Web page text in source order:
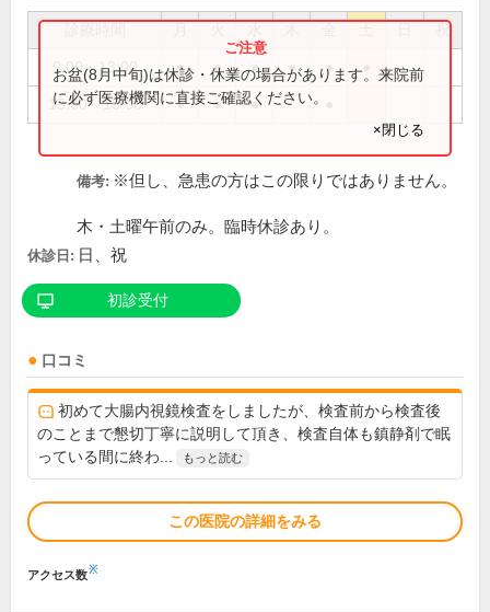
祝
9:00～13:00 ● ● ● ● ●
15:00～18:00 ● ● ●
お盆(8月中旬)は休診・休業の場合があります。来院前
に必ず医療機関に直接ご確認ください。
×閉じる
備考: ※但し、急患の方はこの限りではありません。
木・土曜午前のみ。臨時休診あり。
休診日: 日、祝
初診受付
口コミ
初めて大腸内視鏡検査をしましたが、検査前から検査後
のことまで懇切丁寧に説明して頂き、検査自体も鎮静剤で眠
っている間に終わ...
もっと読む
この医院の詳細をみる
アクセス数※